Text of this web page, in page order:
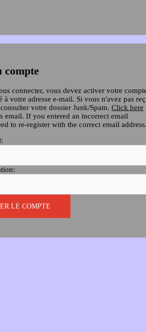
compte
connecter, vous devez activer votre
à votre adresse e-mail. Si vous n'avez pas
votre dossier Junk/Spam. Click here
email. If you entered an incorrect email
to re-register with the correct email